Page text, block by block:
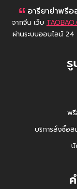
อารียาย่าพรีอ
จากจีน เว็บ
ผ่านระบบออนไลน์ 24
พ
บริการสั่งซื้อสิ
บั